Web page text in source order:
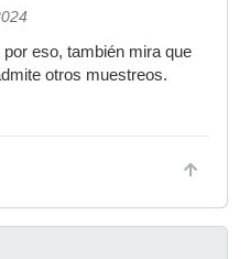
eso, también mira que
otros muestreos.